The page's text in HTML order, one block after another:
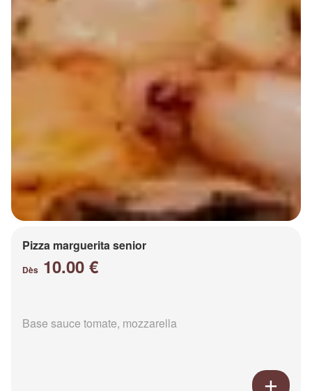
Pizza marguerita senior
Dès 10.00 €
Base sauce tomate, mozzarella